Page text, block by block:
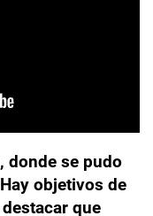
donde se pudo
objetivos de
que